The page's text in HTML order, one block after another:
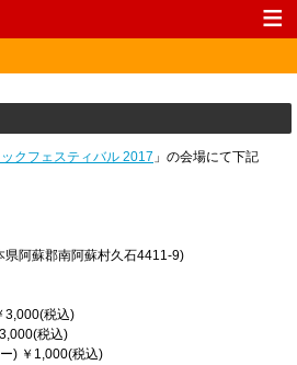
Live
クフェスティバル 2017 」の会場にて下記
阿蘇郡南阿蘇村久石4411-9)
3,000(税込)
税込)
) ￥1,000(税込)